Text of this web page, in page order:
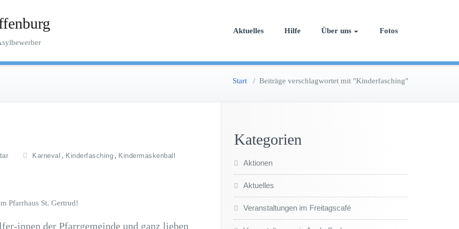
Aktuelles Hilfe Über uns Fotos
Start / Beiträge verschlagwortet mit "Kinderfasching"
Karneval , Kinderfasching , Kindermaskenball
Pfarrhaus St. Gertrud!
innen der Pfarrgemeinde und ganz lieben
Kategorien
Aktionen
Aktuelles
Veranstaltungen im Freitagscafé